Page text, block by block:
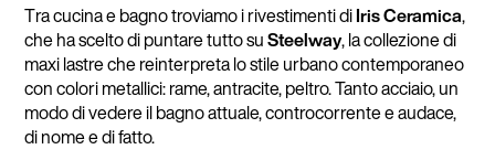
Tra cucina e bagno troviamo i rivestimenti diIris Ceramica,
che ha scelto di puntare tutto suSteelway, la collezione di
maxi lastre che reinterpreta lo stile urbano contemporaneo
con colori metallici: rame, antracite, peltro. Tanto acciaio, un
modo di vedere il bagno attuale, controcorrente e audace,
di nome e di fatto.